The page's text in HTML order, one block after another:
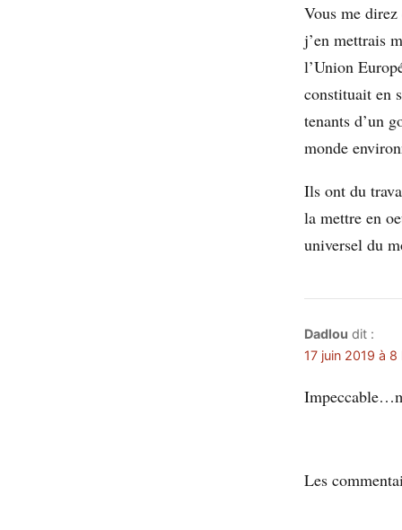
Vous me direz
j’en mettrais
l’Union
constituait en
tenants d’un
monde
Ils ont du
la mettre en
universel du
Dadlou dit :
17 juin 2019 à
Les